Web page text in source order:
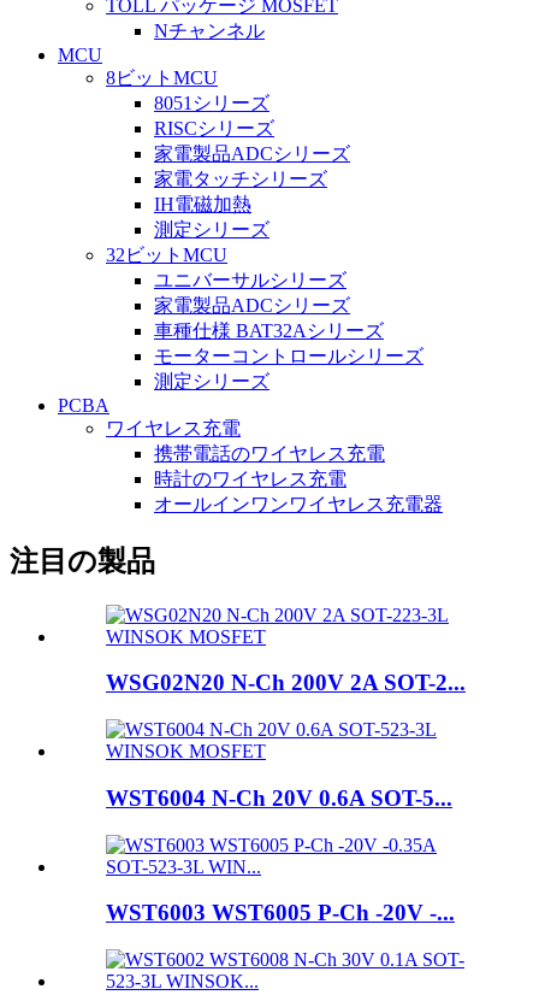
TOLL パッケージ MOSFET
Nチャンネル
MCU
8ビットMCU
8051シリーズ
RISCシリーズ
家電製品ADCシリーズ
家電タッチシリーズ
IH電磁加熱
測定シリーズ
32ビットMCU
ユニバーサルシリーズ
家電製品ADCシリーズ
車種仕様 BAT32Aシリーズ
モーターコントロールシリーズ
測定シリーズ
PCBA
ワイヤレス充電
携帯電話のワイヤレス充電
時計のワイヤレス充電
オールインワンワイヤレス充電器
注目の製品
WSG02N20 N-Ch 200V 2A SOT-2...
WST6004 N-Ch 20V 0.6A SOT-5...
WST6003 WST6005 P-Ch -20V -...